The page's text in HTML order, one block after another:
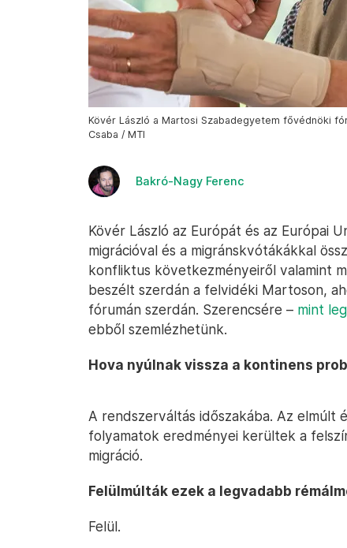
Kövér László a Martosi Szabadegyetem fővédnöki
Csaba / MTI
Bakró-Nagy Ferenc
Kövér László az Európát és az Európai
migrációval és a migránskvótákákkal
konfliktus következményeiről valamint
beszélt szerdán a felvidéki Martoson,
fórumán szerdán. Szerencsére – mint
ebből szemlézhetünk.
Hova nyúlnak vissza a kontinens
A rendszerváltás időszakába. Az
folyamatok eredményei kerültek a
migráció.
Felülmúlták ezek a legvadabb
Felül.